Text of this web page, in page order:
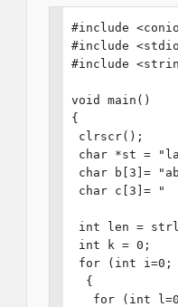
#include
#include
#include
void main()
{
clrscr();
char *st =
char b[3]=
char c[3]= "
int len =
int k = 0;
for (int i=0;
  {
for (int